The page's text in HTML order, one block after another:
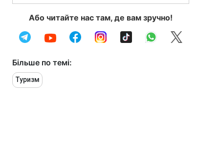
Або читайте нас там, де вам зручно!
Більше по темі:
Туризм